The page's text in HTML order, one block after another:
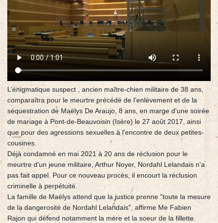
L’énigmatique suspect , ancien maître-chien militaire de 38 ans,
comparaîtra pour le meurtre précédé de l’enlèvement et de la
séquestration de Maëlys De Araujo, 8 ans, en marge d'une soirée
de mariage à Pont-de-Beauvoisin (Isère) le 27 août 2017, ainsi
que pour des agressions sexuelles à l'encontre de deux petites-
cousines.
Déjà condamné en mai 2021 à 20 ans de réclusion pour le
meurtre d'un jeune militaire, Arthur Noyer, Nordahl Lelandais n'a
pas fait appel. Pour ce nouveau procès, il encourt la réclusion
criminelle à perpétuité.
La famille de Maëlys attend que la justice prenne "toute la mesure
de la dangerosité de Nordahl Lelandais", affirme Me Fabien
Rajon qui défend notamment la mère et la soeur de la fillette.